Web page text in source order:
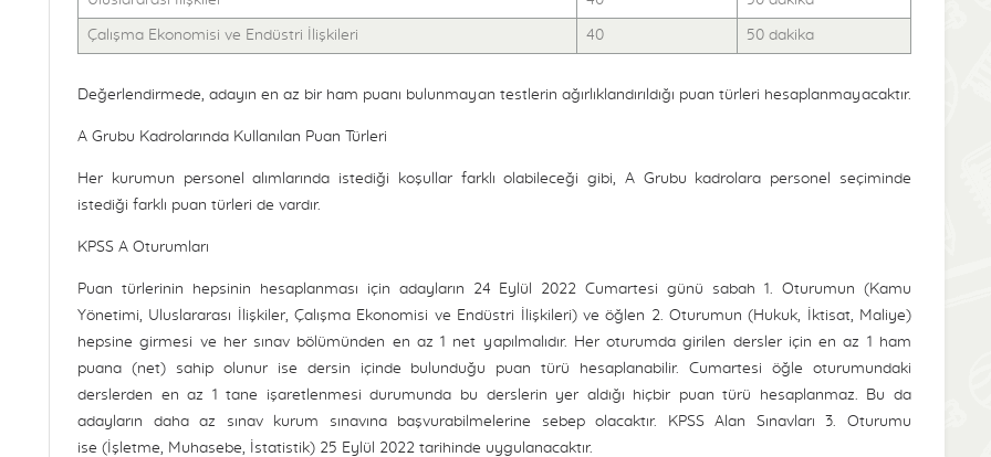
Çalışma Ekonomisi ve Endüstri İlişkileri 40 50 dakika
Değerlendirmede, adayın en az bir ham puanı bulunmayan testlerin ağırlıklandırıldığı puan türleri hesaplanmayacaktır.
A Grubu Kadrolarında Kullanılan Puan Türleri
Her kurumun personel alımlarında istediği koşullar farklı olabileceği gibi, A Grubu kadrolara personel seçiminde
istediği farklı puan türleri de vardır.
KPSS A Oturumları
Puan türlerinin hepsinin hesaplanması için adayların 24 Eylül 2022 Cumartesi günü sabah 1. Oturumun (Kamu
Yönetimi, Uluslararası İlişkiler, Çalışma Ekonomisi ve Endüstri İlişkileri) ve öğlen 2. Oturumun (Hukuk, İktisat, Maliye)
hepsine girmesi ve her sınav bölümünden en az 1 net yapılmalıdır. Her oturumda girilen dersler için en az 1 ham
puana (net) sahip olunur ise dersin içinde bulunduğu puan türü hesaplanabilir. Cumartesi öğle oturumundaki
derslerden en az 1 tane işaretlenmesi durumunda bu derslerin yer aldığı hiçbir puan türü hesaplanmaz. Bu da
adayların daha az sınav kurum sınavına başvurabilmelerine sebep olacaktır. KPSS Alan Sınavları 3. Oturumu
ise (İşletme, Muhasebe, İstatistik) 25 Eylül 2022 tarihinde uygulanacaktır.